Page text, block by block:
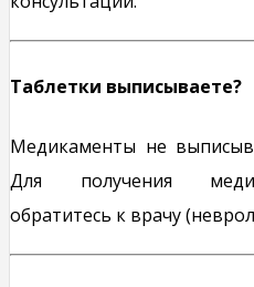
Таблетки выписываете?
Медикаменты не
Для получения
обратитесь к врачу